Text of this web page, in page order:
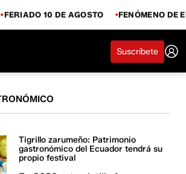
FERIADO 10 DE AGOSTO FENÓMENO DE
Suscríbete
Tigrillo zarumeño: Patrimonio
gastronómico del Ecuador tendrá su
propio festival